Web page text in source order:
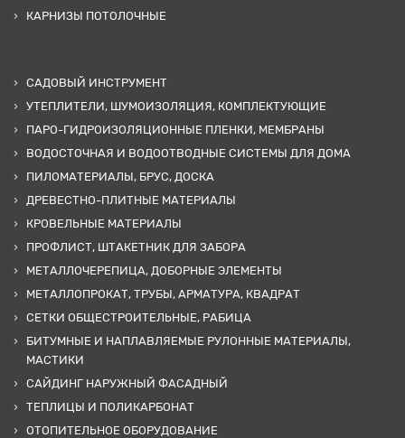
КАРНИЗЫ ПОТОЛОЧНЫЕ
САДОВЫЙ ИНСТРУМЕНТ
УТЕПЛИТЕЛИ, ШУМОИЗОЛЯЦИЯ, КОМПЛЕКТУЮЩИЕ
ПАРО-ГИДРОИЗОЛЯЦИОННЫЕ ПЛЕНКИ, МЕМБРАНЫ
ВОДОСТОЧНАЯ И ВОДООТВОДНЫЕ СИСТЕМЫ ДЛЯ ДОМА
ПИЛОМАТЕРИАЛЫ, БРУС, ДОСКА
ДРЕВЕСТНО-ПЛИТНЫЕ МАТЕРИАЛЫ
КРОВЕЛЬНЫЕ МАТЕРИАЛЫ
ПРОФЛИСТ, ШТАКЕТНИК ДЛЯ ЗАБОРА
МЕТАЛЛОЧЕРЕПИЦА, ДОБОРНЫЕ ЭЛЕМЕНТЫ
МЕТАЛЛОПРОКАТ, ТРУБЫ, АРМАТУРА, КВАДРАТ
СЕТКИ ОБЩЕСТРОИТЕЛЬНЫЕ, РАБИЦА
БИТУМНЫЕ И НАПЛАВЛЯЕМЫЕ РУЛОННЫЕ МАТЕРИАЛЫ,
МАСТИКИ
САЙДИНГ НАРУЖНЫЙ ФАСАДНЫЙ
ТЕПЛИЦЫ И ПОЛИКАРБОНАТ
ОТОПИТЕЛЬНОЕ ОБОРУДОВАНИЕ